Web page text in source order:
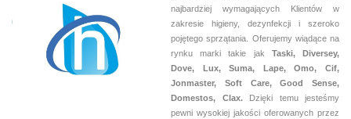
najbardziej wymagających Klientów w
zakresie higieny, dezynfekcji i szeroko
pojętego sprzątania. Oferujemy wiądące na
rynku marki takie jak Taski, Diversey,
Dove, Lux, Suma, Lape, Omo, Cif,
Jonmaster, Soft Care, Good Sense,
Domestos, Clax.
Dzięki temu jesteśmy
pewni wysokiej jakości oferowanych przez